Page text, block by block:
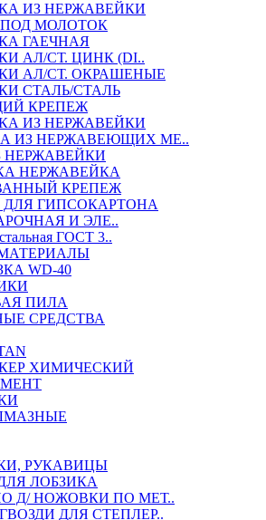
ИЗ НЕРЖАВЕЙКИ
ПОД МОЛОТОК
ГАЕЧНАЯ
АЛ/СТ. ЦИНК (DI..
АЛ/СТ. ОКРАШЕНЫЕ
СТАЛЬ/СТАЛЬ
КРЕПЕЖ
ИЗ НЕРЖАВЕЙКИ
ИЗ НЕРЖАВЕЮЩИХ МЕ..
НЕРЖАВЕЙКИ
НЕРЖАВЕЙКА
КРЕПЕЖ
ДЛЯ ГИПСОКАРТОНА
И ЭЛЕ..
ГОСТ 3..
WD-40
ПИЛА
СРЕДСТВА
ХИМИЧЕСКИЙ
РУКАВИЦЫ
ЛОБЗИКА
Д/ НОЖОВКИ ПО МЕТ..
ДЛЯ СТЕПЛЕР..